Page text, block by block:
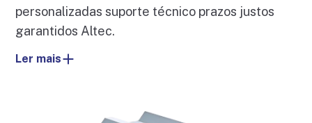
personalizadas suporte técnico prazos justos
garantidos Altec.
Ler mais